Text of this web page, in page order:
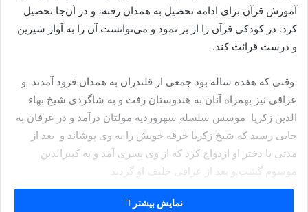
آموزش قرآن برای ادامه تحصیل به همدان رفته، و در آن‌جا تحصیل
کرد. در کودکی قرآن را از بر نمود و می‌توانست آن را به آواز شیرین
و درست قرائت کند.
وقتی که هفده ساله بود جمعی از قلندران به همدان فرود آمدند و
عراقی نیز بهمراه آنان به هندوستان رفت و به شاگردی شیخ بهاء
الدین زکریا موسس سلسله سهروردیه مولتان درآمد و در عرفان به
جایی رسید که شیخ زکریا خرقه خویش را به وی پوشاند و بعد از
مدتی با دختر او ازدواج کرد که از وی پسری آمد و به کبیرالدین
موسوم گشت.و بعد از عراقی خلیف او گردید
عراقی ۲۵ سال در خمت شیخ بهاء الدین زکریا به سر برد و پس از
نمایش بیشتر